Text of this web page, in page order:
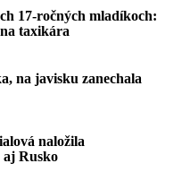
17-ročných mladíkoch:
taxikára
na javisku zanechala
naložila
aj Rusko